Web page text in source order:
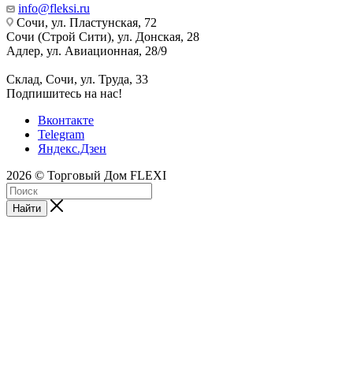
info@fleksi.ru
Сочи, ул. Пластунская, 72
Сочи (Строй Сити), ул. Донская, 28
Адлер, ул. Авиационная, 28/9
Склад, Сочи, ул. Труда, 33
Подпишитесь на нас!
Вконтакте
Telegram
Яндекс.Дзен
2026 © Торговый Дом FLEXI
Найти